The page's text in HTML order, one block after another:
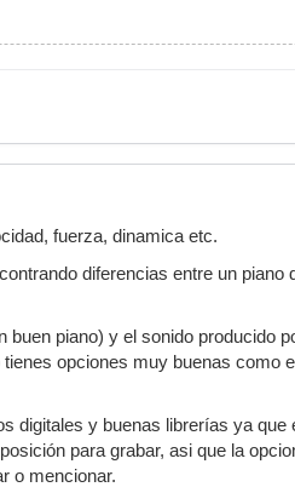
fuerza, dinamica etc.
diferencias entre un piano
piano) y el sonido producido
opciones muy buenas como
digitales y buenas librerías ya
para grabar, asi que la
o mencionar.